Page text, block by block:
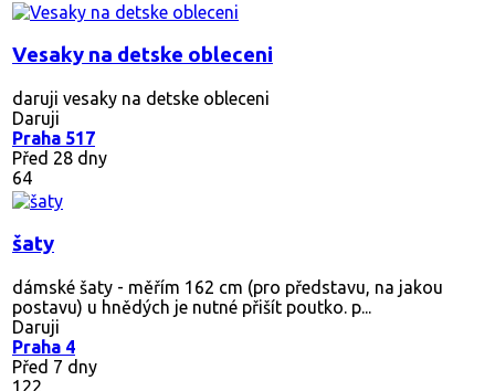
Vesaky na detske obleceni
daruji vesaky na detske obleceni
Daruji
Praha 517
Před 28 dny
64
šaty
dámské šaty - měřím 162 cm (pro představu, na jakou
postavu) u hnědých je nutné přišít poutko. p...
Daruji
Praha 4
Před 7 dny
122